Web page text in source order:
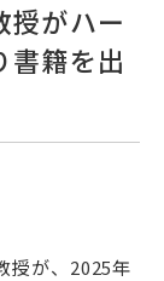
がハー
書籍を出
授が、2025年